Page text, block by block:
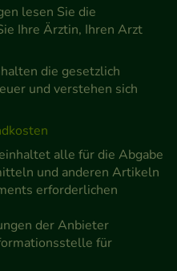
Weise der Nutzung
mit deren Hilfe wir
optimieren können,
aber auch die
relevant für Sie
dass Daten hierfür
oder soziale
lesen Sie die
Ihre Ärztin, Ihren Arzt
die gesetzlich
und verstehen sich
alle für die Abgabe
und anderen Artikeln
erforderlichen
der Anbieter
für